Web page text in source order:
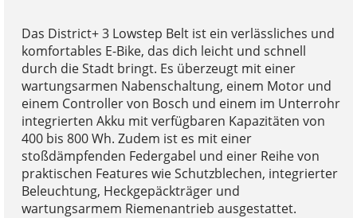
Das District+ 3 Lowstep Belt ist ein verlässliches und
komfortables E-Bike, das dich leicht und schnell
durch die Stadt bringt. Es überzeugt mit einer
wartungsarmen Nabenschaltung, einem Motor und
einem Controller von Bosch und einem im Unterrohr
integrierten Akku mit verfügbaren Kapazitäten von
400 bis 800 Wh. Zudem ist es mit einer
stoßdämpfenden Federgabel und einer Reihe von
praktischen Features wie Schutzblechen, integrierter
Beleuchtung, Heckgepäckträger und
wartungsarmem Riemenantrieb ausgestattet.